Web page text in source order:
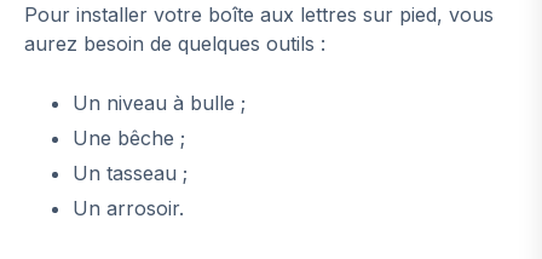
Pour installer votre boîte aux lettres sur pied, vous
aurez besoin de quelques outils :
Un niveau à bulle ;
Une bêche ;
Un tasseau ;
Un arrosoir.